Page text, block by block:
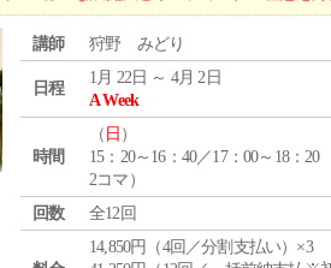
講師 狩野 みどり
日程
1月 22日 ～ 4月 2日
A Week
時間
（ 日 ）
15：20～16：40／17：00～18：20
2コマ）
回数
全12回
14,850円（4回／分割支払い）×3